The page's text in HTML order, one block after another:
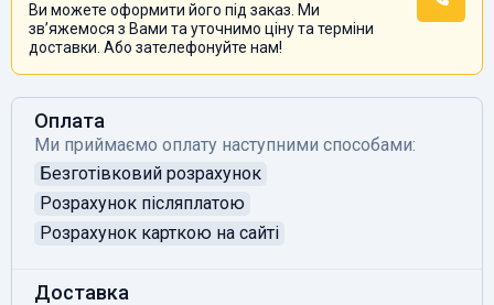
Ви можете оформити його під заказ. Ми
звʼяжемося з Вами та уточнимо ціну та терміни
доставки. Або зателефонуйте нам!
Оплата
Ми приймаємо оплату наступними способами:
Безготівковий розрахунок
Розрахунок післяплатою
Розрахунок карткою на сайті
Доставка